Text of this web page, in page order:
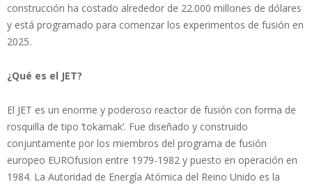
construcción ha costado alrededor de 22.000 millones de dólares
y está programado para comenzar los experimentos de fusión en
2025.
¿Qué es el JET?
El JET es un enorme y poderoso reactor de fusión con forma de
rosquilla de tipo ‘tokamak’. Fue diseñado y construido
conjuntamente por los miembros del programa de fusión
europeo EUROfusion entre 1979-1982 y puesto en operación en
1984. La Autoridad de Energía Atómica del Reino Unido es la